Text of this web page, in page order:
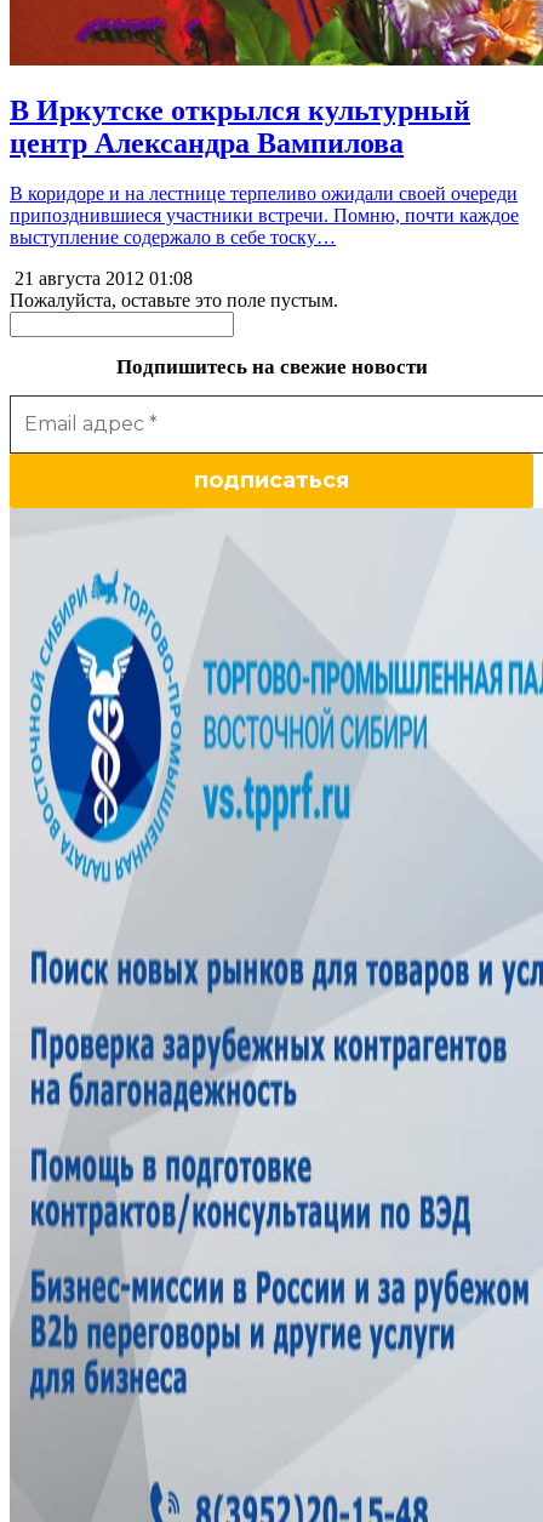
В Иркутске открылся культурный
центр Александра Вампилова
В коридоре и на лестнице терпеливо ожидали своей очереди
припозднившиеся участники встречи. Помню, почти каждое
выступление содержало в себе тоску…
21 августа 2012 01:08
Пожалуйста, оставьте это поле пустым.
Подпишитесь на свежие новости